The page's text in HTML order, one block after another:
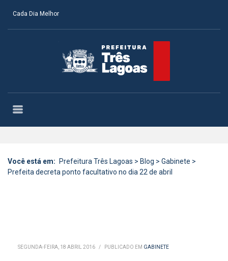
Cada Dia Melhor
Você está em: Prefeitura Três Lagoas > Blog > Gabinete >
Prefeita decreta ponto facultativo no dia 22 de abril
SEGUNDA-FEIRA, 18 ABRIL 2016 / PUBLICADO EM GABINETE